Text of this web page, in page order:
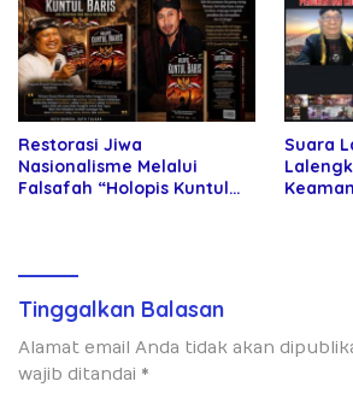
Restorasi Jiwa
Nasionalisme Melalui
Falsafah “Holopis Kuntul
Suara
Tinggalkan Balasan
Alamat email Anda tidak akan
wajib ditandai *